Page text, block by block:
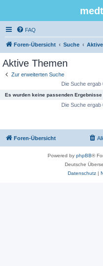
FAQ
Foren-Übersicht Suche
Aktive Themen
Zur erweiterten Suche
Die Suche ergab
Es wurden keine passenden Ergebnisse
Die Suche ergab
Foren-Übersicht
Powered by phpBB®
Deutsche
Datenschutz|